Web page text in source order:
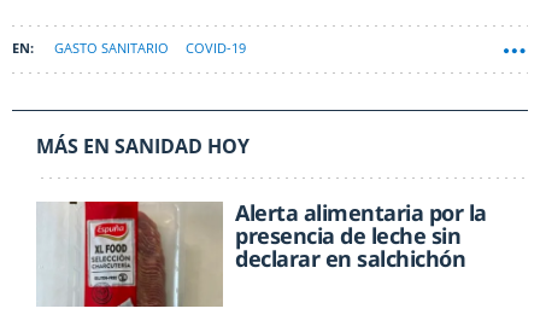
GASTO SANITARIO COVID-19
MÁS EN SANIDAD HOY
Alerta alimentaria por la
presencia de leche sin
declarar en salchichón